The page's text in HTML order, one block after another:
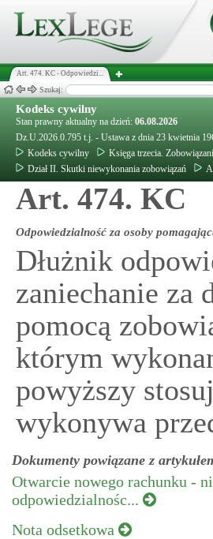
Art. 474. KC - Odpowiedzi...
Szukaj:
Kodeks cywilny
Stan prawny aktualny na dzień: 06.08.2026
Dz.U.2026.0.795 t.j. - Ustawa z dnia 23 kwietnia
Kodeks cywilny
Księga trzecia.
Dział II. Skutki niewykonania zobowiązań
Art. 474. KC
Odpowiedzialność za osoby
Dłużnik
zaniechanie za
pomocą
którym
powyższy
wykonywa
Dokumenty powiązane z
Otwarcie nowego rachunku -
odpowiedzialnośc...
Nota odsetkowa